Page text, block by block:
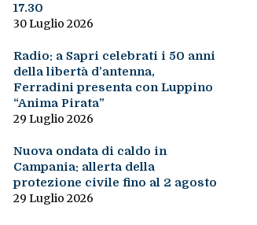
17.30
30 Luglio 2026
Radio: a Sapri celebrati i 50 anni
della libertà d’antenna,
Ferradini presenta con Luppino
“Anima Pirata”
29 Luglio 2026
Nuova ondata di caldo in
Campania: allerta della
protezione civile fino al 2 agosto
29 Luglio 2026